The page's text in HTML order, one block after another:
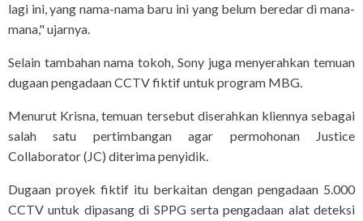
lagi ini, yang nama-nama baru ini yang belum beredar di mana-
mana," ujarnya.
Selain tambahan nama tokoh, Sony juga menyerahkan temuan
dugaan pengadaan CCTV fiktif untuk program MBG.
Menurut Krisna, temuan tersebut diserahkan kliennya sebagai
salah satu pertimbangan agar permohonan Justice
Collaborator (JC) diterima penyidik.
Dugaan proyek fiktif itu berkaitan dengan pengadaan 5.000
CCTV untuk dipasang di SPPG serta pengadaan alat deteksi